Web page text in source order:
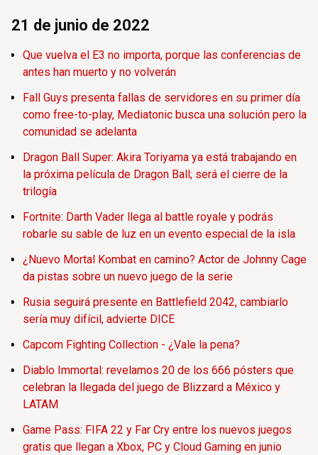
21 de junio de 2022
Que vuelva el E3 no importa, porque las conferencias de
antes han muerto y no volverán
Fall Guys presenta fallas de servidores en su primer día
como free-to-play, Mediatonic busca una solución pero la
comunidad se adelanta
Dragon Ball Super: Akira Toriyama ya está trabajando en
la próxima película de Dragon Ball; será el cierre de la
trilogía
Fortnite: Darth Vader llega al battle royale y podrás
robarle su sable de luz en un evento especial de la isla
¿Nuevo Mortal Kombat en camino? Actor de Johnny Cage
da pistas sobre un nuevo juego de la serie
Rusia seguirá presente en Battlefield 2042, cambiarlo
sería muy difícil, advierte DICE
Capcom Fighting Collection - ¿Vale la pena?
Diablo Immortal: revelamos 20 de los 666 pósters que
celebran la llegada del juego de Blizzard a México y
LATAM
Game Pass: FIFA 22 y Far Cry entre los nuevos juegos
gratis que llegan a Xbox, PC y Cloud Gaming en junio